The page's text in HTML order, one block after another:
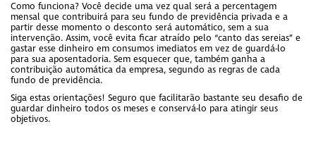
Como funciona? Você decide uma vez qual será a percentagem
mensal que contribuirá para seu fundo de previdência privada e a
partir desse momento o desconto será automático, sem a sua
intervenção. Assim, você evita ficar atraído pelo “canto das sereias” e
gastar esse dinheiro em consumos imediatos em vez de guardá-lo
para sua aposentadoria. Sem esquecer que, também ganha a
contribuição automática da empresa, segundo as regras de cada
fundo de previdência.
Siga estas orientações! Seguro que facilitarão bastante seu desafio de
guardar dinheiro todos os meses e conservá-lo para atingir seus
objetivos.